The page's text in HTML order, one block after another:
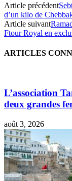
Article précédent
d’un kilo de
Article suivant
Ftour Royal en
ARTICLES
L’association
deux grandes
août 3, 2026